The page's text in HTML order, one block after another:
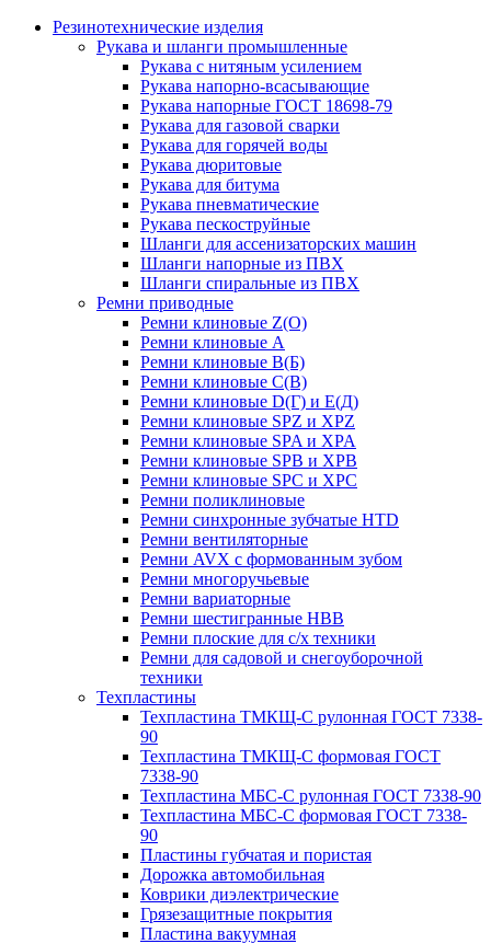
Резинотехнические изделия
Рукава и шланги промышленные
Рукава с нитяным усилением
Рукава напорно-всасывающие
Рукава напорные ГОСТ 18698-79
Рукава для газовой сварки
Рукава для горячей воды
Рукава дюритовые
Рукава для битума
Рукава пневматические
Рукава пескоструйные
Шланги для ассенизаторских машин
Шланги напорные из ПВХ
Шланги спиральные из ПВХ
Ремни приводные
Ремни клиновые Z(О)
Ремни клиновые А
Ремни клиновые В(Б)
Ремни клиновые С(В)
Ремни клиновые D(Г) и Е(Д)
Ремни клиновые SPZ и XPZ
Ремни клиновые SPA и XPA
Ремни клиновые SPB и XPB
Ремни клиновые SPC и XPC
Ремни поликлиновые
Ремни синхронные зубчатые HTD
Ремни вентиляторные
Ремни AVX с формованным зубом
Ремни многоручьевые
Ремни вариаторные
Ремни шестигранные HBB
Ремни плоские для с/х техники
Ремни для садовой и снегоуборочной
техники
Техпластины
Техпластина ТМКЩ-С рулонная ГОСТ 7338-
90
Техпластина ТМКЩ-С формовая ГОСТ
7338-90
Техпластина МБС-С рулонная ГОСТ 7338-90
Техпластина МБС-С формовая ГОСТ 7338-
90
Пластины губчатая и пористая
Дорожка автомобильная
Коврики диэлектрические
Грязезащитные покрытия
Пластина вакуумная